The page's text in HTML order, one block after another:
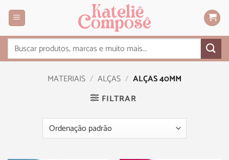
MATERIAIS / ALÇAS / ALÇAS 40MM
FILTRAR